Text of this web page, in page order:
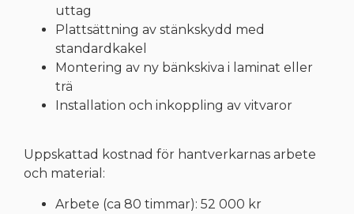
uttag
Plattsättning av stänkskydd med
standardkakel
Montering av ny bänkskiva i laminat eller
trä
Installation och inkoppling av vitvaror
Uppskattad kostnad för hantverkarnas arbete
och material:
Arbete (ca 80 timmar): 52 000 kr